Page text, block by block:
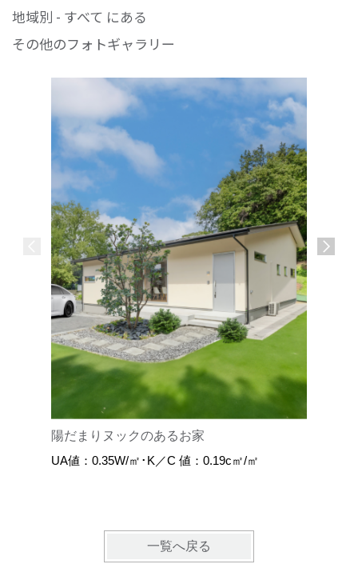
地域別 - すべて にある
その他のフォトギャラリー
陽だまりヌックのあるお家
UA値：0.35W/㎡･K／C 値：0.19c㎡/㎡
一覧へ戻る